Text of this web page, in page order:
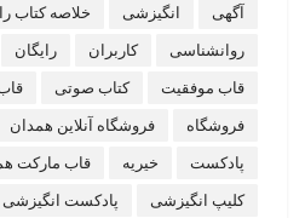
آگهی
انگیزشی خلاصه کتاب
روانشناسی
کاربران رایگان
قاب موفقیت
کتاب صوتی قاب
فروشگاه
فروشگاه آنلاین همدان
پادکست
خیریه قاب مارکت
کلیپ انگیزشی
پادکست انگیزشی